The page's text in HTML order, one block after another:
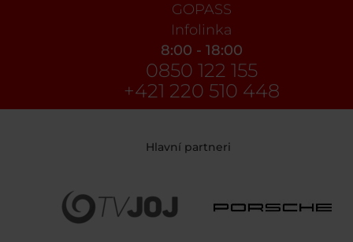
GOPASS
Infolinka
8:00 - 18:00
0850 122 155
+421 220 510 448
Hlavní partneri